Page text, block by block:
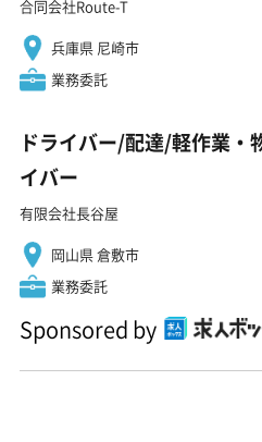
合同会社Route-T
兵庫県 尼崎市
業務委託
ドライバー/配達/軽作業・
イバー
有限会社長谷屋
岡山県 倉敷市
業務委託
Sponsored by